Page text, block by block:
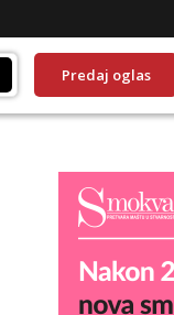
Predaj oglas